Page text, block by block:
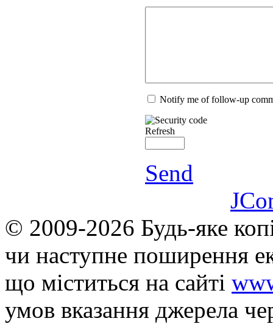
Notify me of follow-up
Refresh
Send
© 2009-2026 Будь-яке
чи наступне поширення
що мiститься на сайті
умов вказання джерела